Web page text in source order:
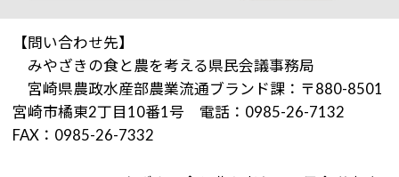
【問い合わせ先】
みやざきの食と農を考える県民会議事務局
宮崎県農政水産部農業流通ブランド課：〒880-8501
宮崎市橘東2丁目10番1号 電話：0985-26-7132
FAX：0985-26-7332